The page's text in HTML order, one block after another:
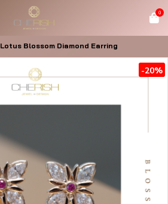
0
Lotus Blossom Diamond Earring
-20%